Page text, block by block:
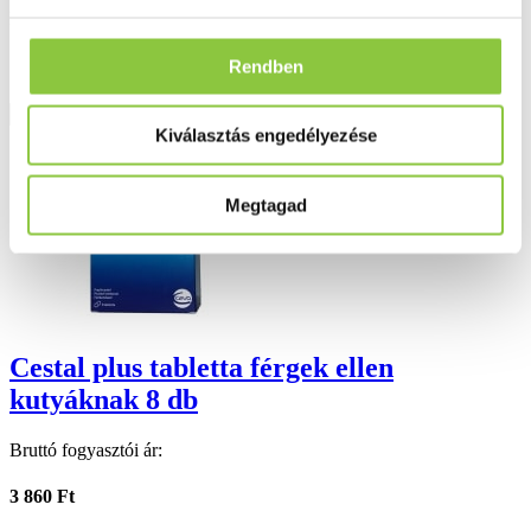
Rendben
Kiválasztás engedélyezése
Megtagad
Részletek
Cestal plus tabletta férgek ellen
kutyáknak 8 db
Bruttó fogyasztói ár:
3 860 Ft